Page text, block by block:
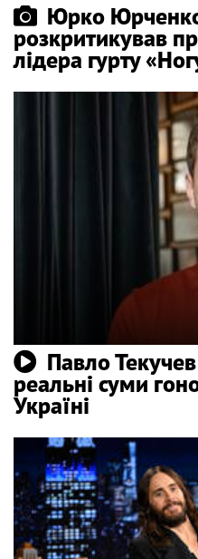
Юрко
розкритикував
лідера гурту
Павло
реальні суми
Україні